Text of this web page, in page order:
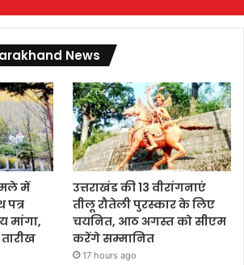
News
में
मांगा,
उत्तराखंड की 13 वीरांगनाएं
तीलू रौतेली पुरस्कार के लिए
चयनित, आठ अगस्त को सीएम
करेंगे सम्मानित
17 hours ago